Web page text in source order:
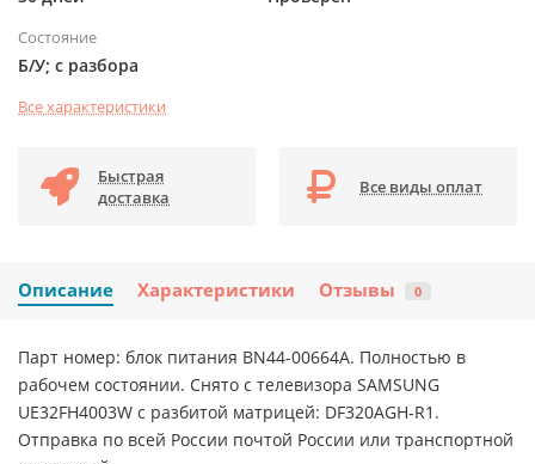
Состояние
Б/У; с разбора
Все характеристики
Быстрая
доставка
Все виды оплат
Описание Характеристики Отзывы 0
Парт номер: блок питания BN44-00664A. Полностью в
рабочем состоянии. Снято с телевизора SAMSUNG
UE32FH4003W с разбитой матрицей: DF320AGH-R1.
Отправка по всей России почтой России или транспортной